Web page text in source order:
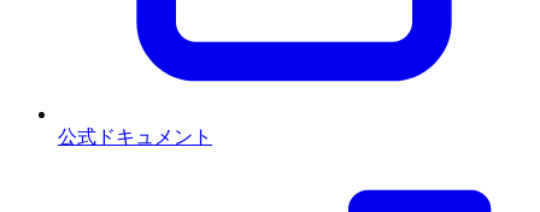
公式ドキュメント